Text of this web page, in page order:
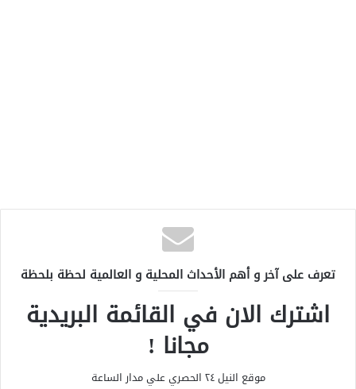
تعرف على آخر و أهم الأحداث المحلية و العالمية لحظة بلحظة
اشترك الان في القائمة البريدية
مجانا !
موقع النيل ٢٤ الحصري علي مدار الساعة